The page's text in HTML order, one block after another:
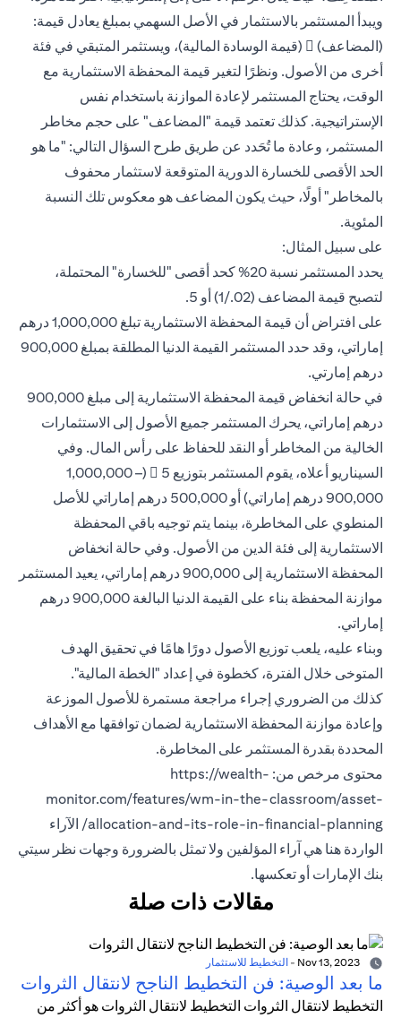
ويبدأ المستثمر بالاستثمار في الأصل السهمي بمبلغ يعادل قيمة:
(المضاعف)  (قيمة الوسادة المالية)، ويستثمر المتبقي في فئة
أخرى من الأصول. ونظرًا لتغير قيمة المحفظة الاستثمارية مع
الوقت، يحتاج المستثمر لإعادة الموازنة باستخدام نفس
الإستراتيجية. كذلك تعتمد قيمة "المضاعف" على حجم مخاطر
المستثمر، وعادة ما تُحَدد عن طريق طرح السؤال التالي: "ما هو
الحد الأقصى للخسارة الدورية المتوقعة لاستثمار محفوف
بالمخاطر" أولًا، حيث يكون المضاعف هو معكوس تلك النسبة
المئوية.
على سبيل المثال:
يحدد المستثمر نسبة 20% كحد أقصى "للخسارة" المحتملة،
لتصبح قيمة المضاعف (02./1) أو 5.
على افتراض أن قيمة المحفظة الاستثمارية تبلغ 1,000,000 درهم
إماراتي، وقد حدد المستثمر القيمة الدنيا المطلقة بمبلغ 900,000
درهم إمارتي.
في حالة انخفاض قيمة المحفظة الاستثمارية إلى مبلغ 900,000
درهم إماراتي، يحرك المستثمر جميع الأصول إلى الاستثمارات
الخالية من المخاطر أو النقد للحفاظ على رأس المال. وفي
السيناريو أعلاه، يقوم المستثمر بتوزيع 5  (1,000,000 –
900,000 درهم إماراتي) أو 500,000 درهم إماراتي للأصل
المنطوي على المخاطرة، بينما يتم توجيه باقي المحفظة
الاستثمارية إلى فئة الدين من الأصول. وفي حالة انخفاض
المحفظة الاستثمارية إلى 900,000 درهم إماراتي، يعيد المستثمر
موازنة المحفظة بناء على القيمة الدنيا البالغة 900,000 درهم
إماراتي.
وبناء عليه، يلعب توزيع الأصول دورًا هامًا في تحقيق الهدف
المتوخى خلال الفترة، كخطوة في إعداد "الخطة المالية".
كذلك من الضروري إجراء مراجعة مستمرة للأصول الموزعة
وإعادة موازنة المحفظة الاستثمارية لضمان توافقها مع الأهداف
المحددة بقدرة المستثمر على المخاطرة.
محتوى مرخص من: https://wealth-
monitor.com/features/wm-in-the-classroom/asset-
allocation-and-its-role-in-financial-planning/ الآراء
الواردة هنا هي آراء المؤلفين ولا تمثل بالضرورة وجهات نظر سيتي
بنك الإمارات أو تعكسها.
مقالات ذات صلة
- التخطيط للاستثمار
ما بعد الوصية: فن التخطيط الناجح لانتقال الثروات
التخطيط لانتقال الثروات التخطيط لانتقال الثروات هو أكثر من